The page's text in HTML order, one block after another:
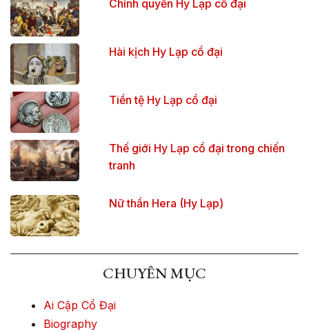
Chính quyền Hy Lạp cổ đại
Hài kịch Hy Lạp cổ đại
Tiền tệ Hy Lạp cổ đại
Thế giới Hy Lạp cổ đại trong chiến
tranh
Nữ thần Hera (Hy Lạp)
CHUYÊN MỤC
Ai Cập Cổ Đại
Biography